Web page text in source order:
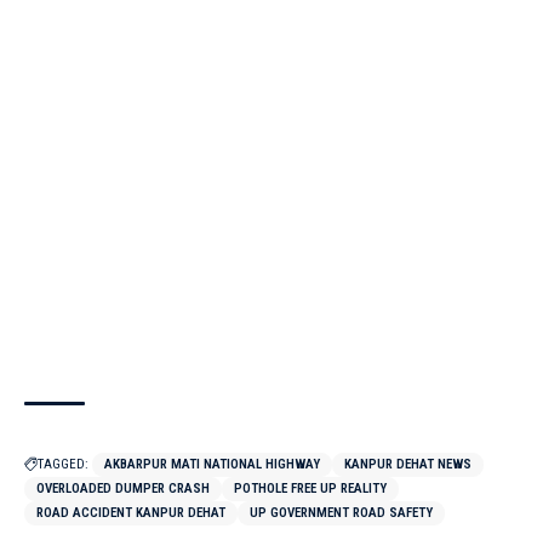
TAGGED: AKBARPUR MATI NATIONAL HIGHWAY
KANPUR DEHAT NEWS
OVERLOADED DUMPER CRASH
POTHOLE FREE UP REALITY
ROAD ACCIDENT KANPUR DEHAT
UP GOVERNMENT ROAD SAFETY